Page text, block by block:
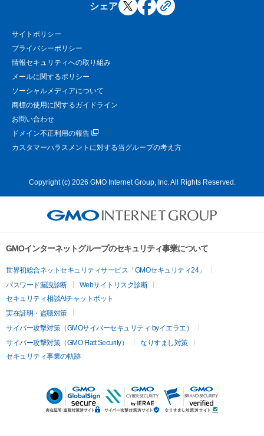
シェア
サイトポリシー
プライバシーポリシー
情報セキュリティへの取り組み
メールに関するポリシー
ソーシャルメディアについて
商標の使用に関するガイドライン
お問い合わせ
ドメイン不正利用の報告
カスタマーハラスメントに対する当グループの考え方
Copyright (c) 2026 GMO Internet Group, Inc. All Rights Reserved.
GMOインターネットグループのセキュリティ事業について
世界初総合ネットセキュリティサービス「GMOセキュリティ24」
パスワード漏洩診断
Webサイトリスク診断
セキュリティ相談AIチャットボット
実在証明・盗聴対策
サイバー攻撃対策（GMOサイバーセキュリティ byイエラエ）
サイバー攻撃対策（GMO Flatt Security）
なりすまし対策
セキュリティ事業の軌跡